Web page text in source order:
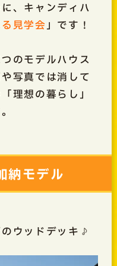
、キャンディハ
見学会」です！
のモデルハウス
写真では消して
理想の暮らし」
納モデル
ウッドデッキ♪